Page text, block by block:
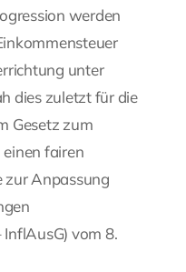
werden
unter
dies zuletzt für die
Gesetz zum
fairen
zur Anpassung
vom 8.